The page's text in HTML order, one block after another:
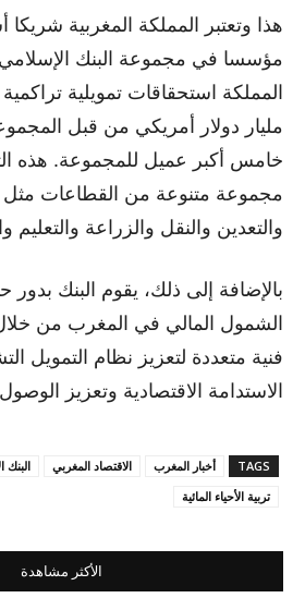
هذا وتعتبر المملكة المغربية
مؤسسا في مجموعة البنك الإسلامي
مليار دولار أمريكي من قبل
خامس أكبر عميل للمجموعة. هذه
مجموعة متنوعة من القطاعات مثل
والتعدين والنقل والزراعة والتعليم
بالإضافة إلى ذلك، يقوم البنك
الشمول المالي في المغرب من
فنية متعددة لتعزيز نظام التمويل
الاستدامة الاقتصادية وتعزيز
TAGS أخبار المغرب الاقتصاد المغربي البنك
تربية الأحياء المائية
الأكثر مشاهدة